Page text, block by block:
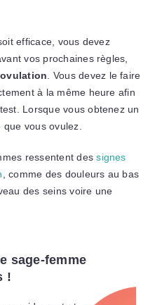
efficace, vous devez
vos prochaines règles,
. Vous devez le faire
à la même heure afin
Lorsque vous obtenez un
vous ovulez.
ressentent dessignes
, comme des douleurs au bas
des seins voire une
sage-femme
!